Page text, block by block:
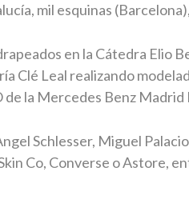
mil esquinas
en la Cátedra Elio
Clé Leal realizando
la Mercedes Benz Madrid
Schlesser, Miguel
Co, Converse o Astore,